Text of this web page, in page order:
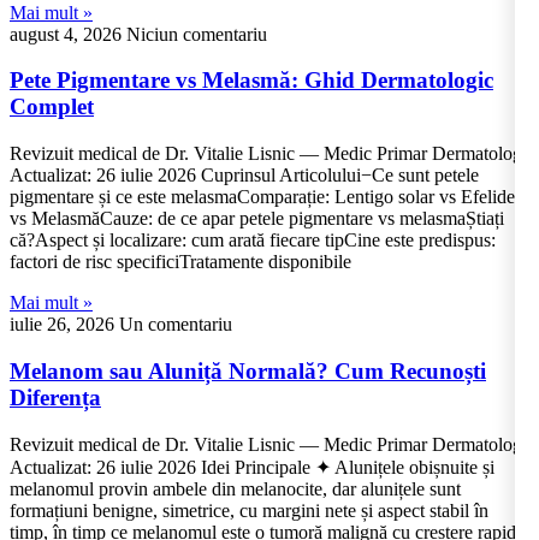
Mai mult »
august 4, 2026 Niciun comentariu
Pete Pigmentare vs Melasmă: Ghid Dermatologic
Complet
Revizuit medical de Dr. Vitalie Lisnic — Medic Primar Dermatolog
Actualizat: 26 iulie 2026 Cuprinsul Articolului−Ce sunt petele
pigmentare și ce este melasmaComparație: Lentigo solar vs Efelide
vs MelasmăCauze: de ce apar petele pigmentare vs melasmaȘtiați
că?Aspect și localizare: cum arată fiecare tipCine este predispus:
factori de risc specificiTratamente disponibile
Mai mult »
iulie 26, 2026 Un comentariu
Melanom sau Aluniță Normală? Cum Recunoști
Diferența
Revizuit medical de Dr. Vitalie Lisnic — Medic Primar Dermatolog
Actualizat: 26 iulie 2026 Idei Principale ✦ Alunițele obișnuite și
melanomul provin ambele din melanocite, dar alunițele sunt
formațiuni benigne, simetrice, cu margini nete și aspect stabil în
timp, în timp ce melanomul este o tumoră malignă cu creștere rapidă